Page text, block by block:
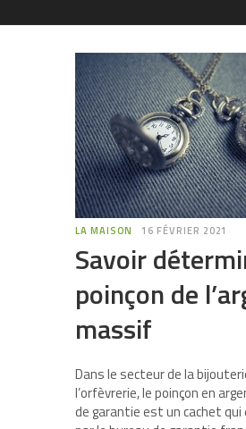
LA MAISON 16 FÉVRIER 2021
Savoir
poinçon de
massif
Dans le secteur de la
l’orfèvrerie, le poinçon en
de garantie est un cachet